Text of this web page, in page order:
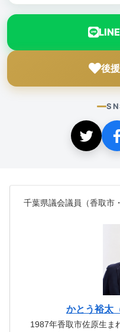
後
千葉県議会議員（香取市
かとう裕太
1987年香取市佐原生ま